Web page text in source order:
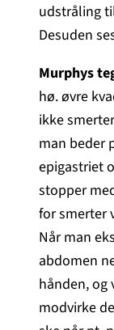
udstråling
Desuden
Murphys
hø. øvre
ikke
man beder
epigastriet
stopper
for smerter
Når man
abdomen
hånden, og
modvirke